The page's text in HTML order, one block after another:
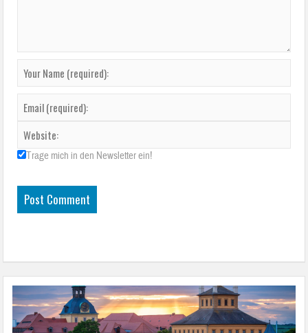
Trage mich in den Newsletter ein!